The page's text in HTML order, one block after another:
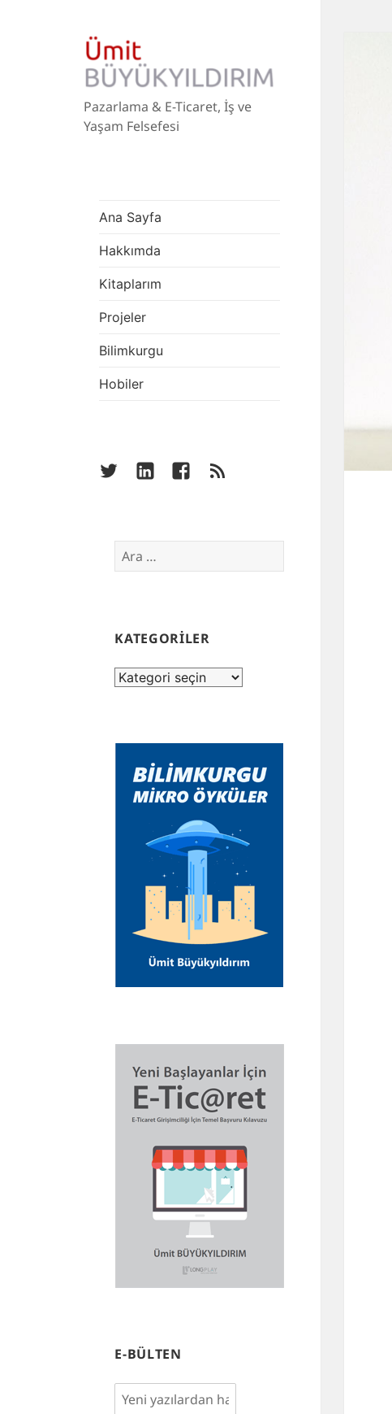
Pazarlama & E-Ticaret, İş ve
Yaşam Felsefesi
Ana Sayfa
Hakkımda
Kitaplarım
Projeler
Bilimkurgu
Hobiler
twitterlinkedinfacebook
rss
Arama:
KATEGORİLER
KATEGORİLER
E-BÜLTEN